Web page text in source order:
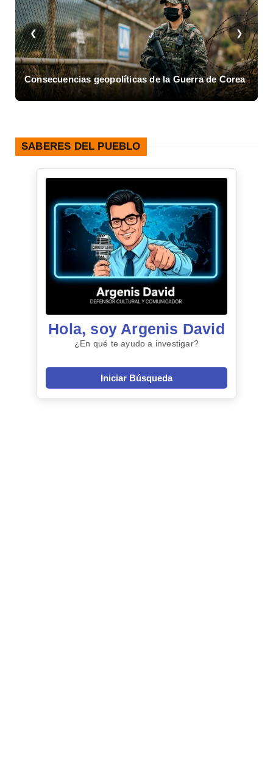
❮
Consecuencias geopolíticas de la Guerra de Corea
❯
SABERES DEL PUEBLO
Hola, soy Argenis David
¿En qué te ayudo a investigar?
Iniciar Búsqueda